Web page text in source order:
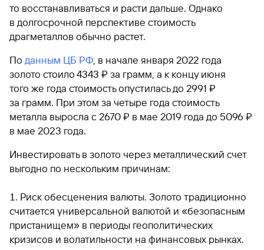
то восстанавливаться и расти дальше. Однако
в долгосрочной перспективе стоимость
драгметаллов обычно растет.
По данным ЦБ РФ , в начале января 2022 года
золото стоило 4343 ₽ за грамм, а к концу июня
того же года стоимость опустилась до 2991 ₽
за грамм. При этом за четыре года стоимость
металла выросла с 2670 ₽ в мае 2019 года до 5096 ₽
в мае 2023 года.
Инвестировать в золото через металлический счет
выгодно по нескольким причинам:
Риск обесценения валюты. Золото традиционно
считается универсальной валютой и «безопасным
пристанищем» в периоды геополитических
кризисов и волатильности на финансовых рынках.